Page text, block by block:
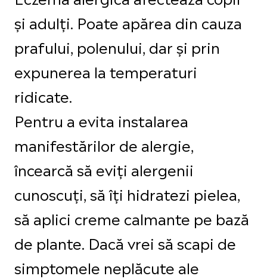
și adulți. Poate apărea din cauza
prafului, polenului, dar și prin
expunerea la temperaturi
ridicate.
Pentru a evita instalarea
manifestărilor de alergie,
încearcă să eviți alergenii
cunoscuți, să îți hidratezi pielea,
să aplici creme calmante pe bază
de plante. Dacă vrei să scapi de
simptomele neplăcute ale